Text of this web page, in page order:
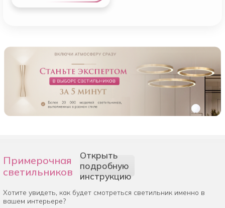
Примерочная
светильников
Открыть
подробную
инструкцию
Хотите увидеть, как будет смотреться светильник именно в
вашем интерьере?